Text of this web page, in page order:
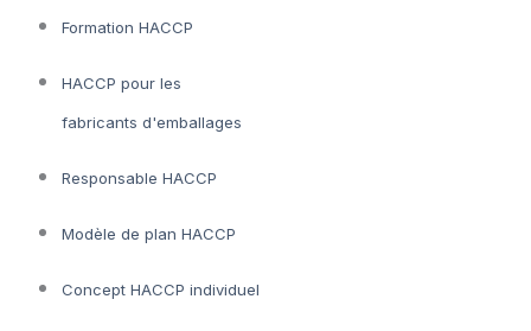
Formation HACCP
HACCP pour les
fabricants d'emballages
Responsable HACCP
Modèle de plan HACCP
Concept HACCP individuel